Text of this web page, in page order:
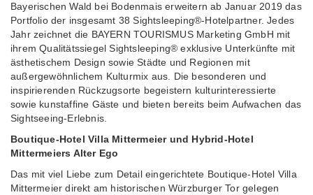
Bayerischen Wald bei Bodenmais erweitern ab Januar 2019 das
Portfolio der insgesamt 38 Sightsleeping®-Hotelpartner. Jedes
Jahr zeichnet die BAYERN TOURISMUS Marketing GmbH mit
ihrem Qualitätssiegel Sightsleeping® exklusive Unterkünfte mit
ästhetischem Design sowie Städte und Regionen mit
außergewöhnlichem Kulturmix aus. Die besonderen und
inspirierenden Rückzugsorte begeistern kulturinteressierte
sowie kunstaffine Gäste und bieten bereits beim Aufwachen das
Sightseeing-Erlebnis.
Boutique-Hotel Villa Mittermeier und Hybrid-Hotel
Mittermeiers Alter Ego
Das mit viel Liebe zum Detail eingerichtete Boutique-Hotel Villa
Mittermeier direkt am historischen Würzburger Tor gelegen